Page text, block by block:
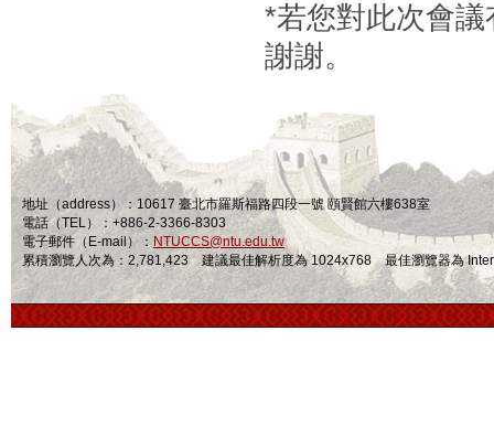
*若您對此次會
謝謝。
地址（address）：10617 臺北市羅斯福路四段一號 頤賢館六樓638室
電話（TEL）：+886-2-3366-8303
電子郵件（E-mail）： NTUCCS@ntu.edu.tw
累積瀏覽人次為：2,781,423 建議最佳解析度為 1024x768 最佳瀏覽器為